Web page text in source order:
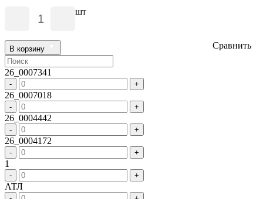
шт
В корзину
26_0007341
- +
26_0007018
- +
26_0004442
- +
26_0004172
- +
1
- +
АТЛ
Сравнить